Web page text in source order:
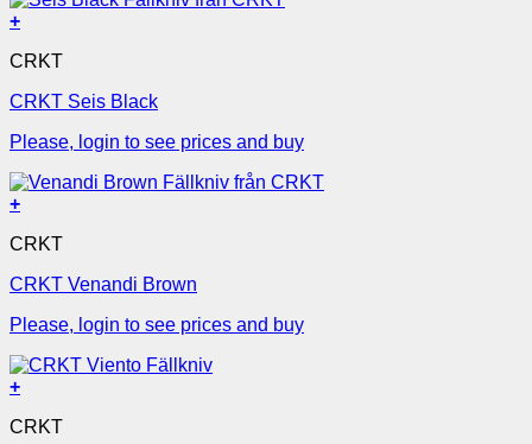
+
CRKT
CRKT Seis Black
Please, login to see prices and buy
+
CRKT
CRKT Venandi Brown
Please, login to see prices and buy
+
CRKT